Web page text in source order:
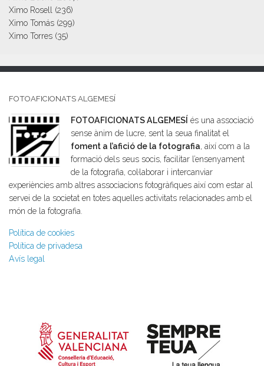
Ximo Rosell (236)
Ximo Tomás (299)
Ximo Torres (35)
FOTOAFICIONATS ALGEMESÍ
FOTOAFICIONATS ALGEMESÍ és una associació
sense ànim de lucre, sent la seua finalitat el
foment a l’afició de la fotografia, així com a la
formació dels seus socis, facilitar l’ensenyament
de la fotografia, col·laborar i intercanviar
experiències amb altres associacions fotogràfiques així com estar al
servei de la societat en totes aquelles activitats relacionades amb el
món de la fotografia.
Política de cookies
Política de privadesa
Avís legal